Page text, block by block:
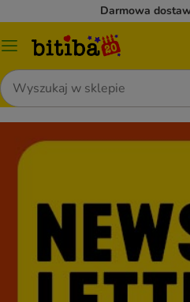
Darmowa
Menu
Szukaj